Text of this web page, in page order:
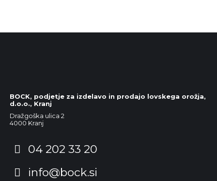
BOCK, podjetje za izdelavo in prodajo lovskega orožja,
d.o.o., Kranj
Dražgoška ulica 2
4000 Kranj
04 202 33 20
info@bock.si